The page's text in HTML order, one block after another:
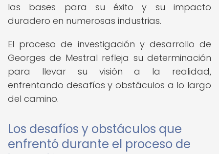
las bases para su éxito y su impacto
duradero en numerosas industrias.
El proceso de investigación y desarrollo de
Georges de Mestral refleja su determinación
para llevar su visión a la realidad,
enfrentando desafíos y obstáculos a lo largo
del camino.
Los desafíos y obstáculos que
enfrentó durante el proceso de